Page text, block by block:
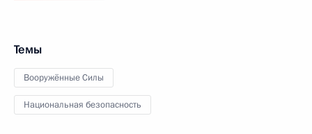
Темы
Вооружённые Силы
Национальная безопасность